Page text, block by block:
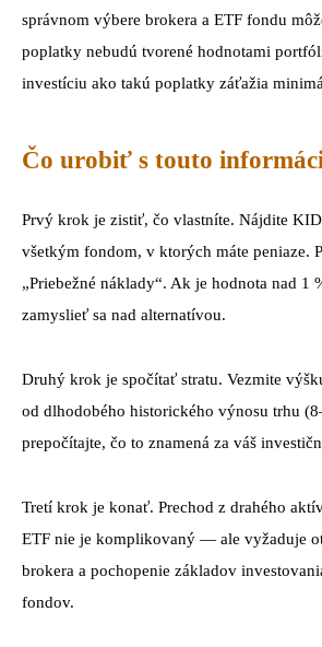
správnom výbere brokera a ETF fondu
poplatky nebudú tvorené hodnotami
investíciu ako takú poplatky záťažia
Čo urobiť s touto
Prvý krok je zistiť, čo vlastníte. Nájdite
všetkým fondom, v ktorých máte peniaze.
„Priebežné náklady“. Ak je hodnota nad 1
zamyslieť sa nad alternatívou.
Druhý krok je spočítať stratu. Vezmite
od dlhodobého historického výnosu trhu
prepočítajte, čo to znamená za váš
Tretí krok je konať. Prechod z drahého
ETF nie je komplikovaný — ale vyžaduje
brokera a pochopenie základov
fondov.